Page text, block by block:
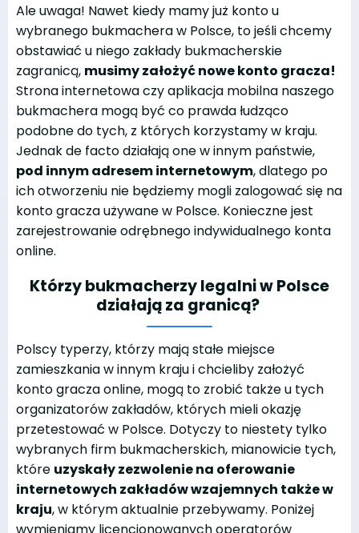
Ale uwaga! Nawet kiedy mamy już konto u
wybranego bukmachera w Polsce, to jeśli chcemy
obstawiać u niego zakłady bukmacherskie
zagranicą, musimy założyć nowe konto gracza!
Strona internetowa czy aplikacja mobilna naszego
bukmachera mogą być co prawda łudząco
podobne do tych, z których korzystamy w kraju.
Jednak de facto działają one w innym państwie,
pod innym adresem internetowym, dlatego po
ich otworzeniu nie będziemy mogli zalogować się na
konto gracza używane w Polsce. Konieczne jest
zarejestrowanie odrębnego indywidualnego konta
online.
Którzy bukmacherzy legalni w Polsce
działają za granicą?
Polscy typerzy, którzy mają stałe miejsce
zamieszkania w innym kraju i chcieliby założyć
konto gracza online, mogą to zrobić także u tych
organizatorów zakładów, których mieli okazję
przetestować w Polsce. Dotyczy to niestety tylko
wybranych firm bukmacherskich, mianowicie tych,
które uzyskały zezwolenie na oferowanie
internetowych zakładów wzajemnych także w
kraju, w którym aktualnie przebywamy. Poniżej